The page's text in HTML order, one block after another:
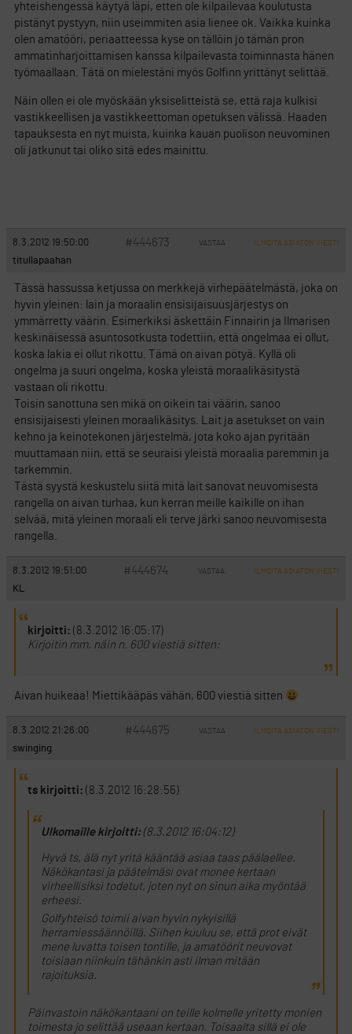
yhteishengessä käytyä läpi, etten ole kilpailevaa koulutusta
pistänyt pystyyn, niin useimmiten asia lienee ok. Vaikka kuinka
olen amatööri, periaatteessa kyse on tällöin jo tämän pron
ammatinharjoittamisen kanssa kilpailevasta toiminnasta hänen
työmaallaan. Tätä on mielestäni myös Golfinn yrittänyt selittää.
Näin ollen ei ole myöskään yksiselitteistä se, että raja kulkisi
vastikkeellisen ja vastikkeettoman opetuksen välissä. Haaden
tapauksesta en nyt muista, kuinka kauan puolison neuvominen
oli jatkunut tai oliko sitä edes mainittu.
8.3.2012 19:50:00 #444673 VASTAA ILMOITA ASIATON VIESTI
titullapaahan
Tässä hassussa ketjussa on merkkejä virhepäätelmästä, joka on
hyvin yleinen: lain ja moraalin ensisijaisuusjärjestys on
ymmärretty väärin. Esimerkiksi äskettäin Finnairin ja Ilmarisen
keskinäisessä asuntosotkusta todettiin, että ongelmaa ei ollut,
koska lakia ei ollut rikottu. Tämä on aivan pötyä. Kyllä oli
ongelma ja suuri ongelma, koska yleistä moraalikäsitystä
vastaan oli rikottu.
Toisin sanottuna sen mikä on oikein tai väärin, sanoo
ensisijaisesti yleinen moraalikäsitys. Lait ja asetukset on vain
kehno ja keinotekonen järjestelmä, jota koko ajan pyritään
muuttamaan niin, että se seuraisi yleistä moraalia paremmin ja
tarkemmin.
Tästä syystä keskustelu siitä mitä lait sanovat neuvomisesta
rangella on aivan turhaa, kun kerran meille kaikille on ihan
selvää, mitä yleinen moraali eli terve järki sanoo neuvomisesta
rangella.
8.3.2012 19:51:00 #444674 VASTAA ILMOITA ASIATON VIESTI
KL
kirjoitti: (8.3.2012 16:05:17)
Kirjoitin mm. näin n. 600 viestiä sitten:
Aivan huikeaa! Miettikääpäs vähän, 600 viestiä sitten
8.3.2012 21:26:00 #444675 VASTAA ILMOITA ASIATON VIESTI
swinging
ts kirjoitti: (8.3.2012 16:28:56)
Ulkomaille kirjoitti:(8.3.2012 16:04:12)
Hyvä ts, älä nyt yritä kääntää asiaa taas päälaellee.
Näkökantasi ja päätelmäsi ovat monee kertaan
virheellisiksi todetut, joten nyt on sinun aika myöntää
erheesi.
Golfyhteisö toimii aivan hyvin nykyisillä
herramiessäännöillä. Siihen kuuluu se, että prot eivät
mene luvatta toisen tontille, ja amatöörit neuvovat
toisiaan niinkuin tähänkin asti ilman mitään
rajoituksia.
Päinvastoin näkökantaani on teille kolmelle yritetty monien
toimesta jo selittää useaan kertaan. Toisaalta sillä ei ole